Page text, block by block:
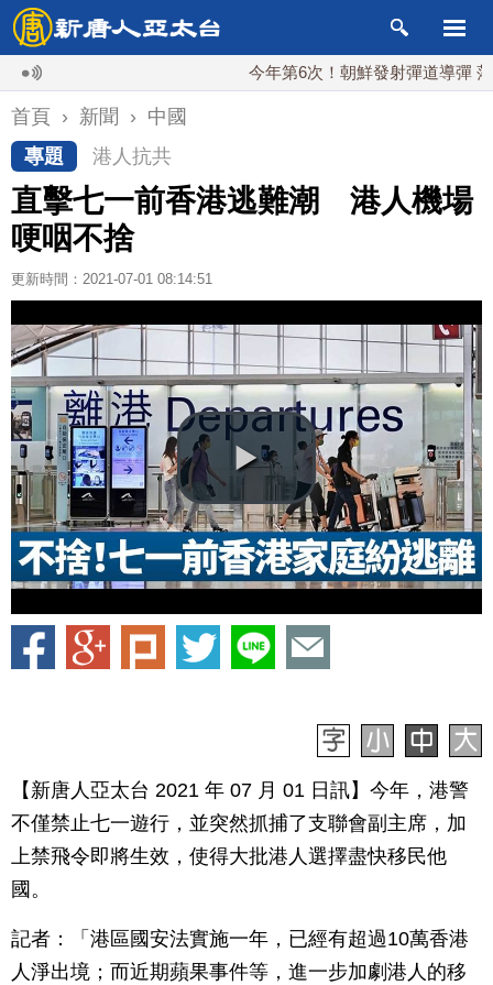
今年第6次！朝鮮發射彈道導彈 落日本
首頁 › 新聞 › 中國
專題
港人抗共
直擊七一前香港逃難潮 港人機場
哽咽不捨
更新時間：2021-07-01 08:14:51
【新唐人亞太台 2021 年 07 月 01 日訊】今年，港警
不僅禁止七一遊行，並突然抓捕了支聯會副主席，加
上禁飛令即將生效，使得大批港人選擇盡快移民他
國。
記者：「港區國安法實施一年，已經有超過10萬香港
人淨出境；而近期蘋果事件等，進一步加劇港人的移